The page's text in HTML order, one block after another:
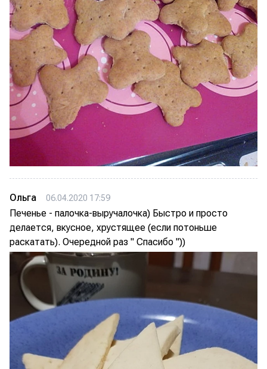
Ольга 06.04.2020 17:59
Печенье - палочка-выручалочка) Быстро и просто
делается, вкусное, хрустящее (если потоньше
раскатать). Очередной раз " Спасибо "))